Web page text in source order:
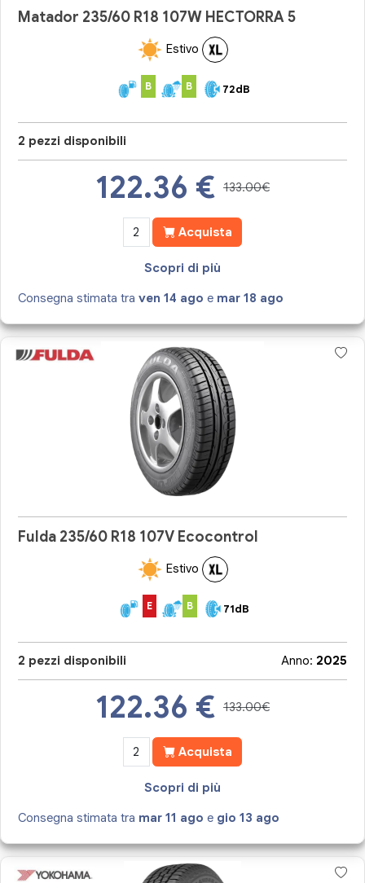
Matador 235/60 R18 107W HECTORRA 5
Estivo
B B 72dB
2 pezzi disponibili
122.36 € 133.00€
Acquista
Scopri di più
Consegna stimata traven 14 ago e mar 18 ago
Fulda 235/60 R18 107V Ecocontrol
Estivo
E B 71dB
2 pezzi disponibili Anno: 2025
122.36 € 133.00€
Acquista
Scopri di più
Consegna stimata tra mar 11 ago e gio 13 ago